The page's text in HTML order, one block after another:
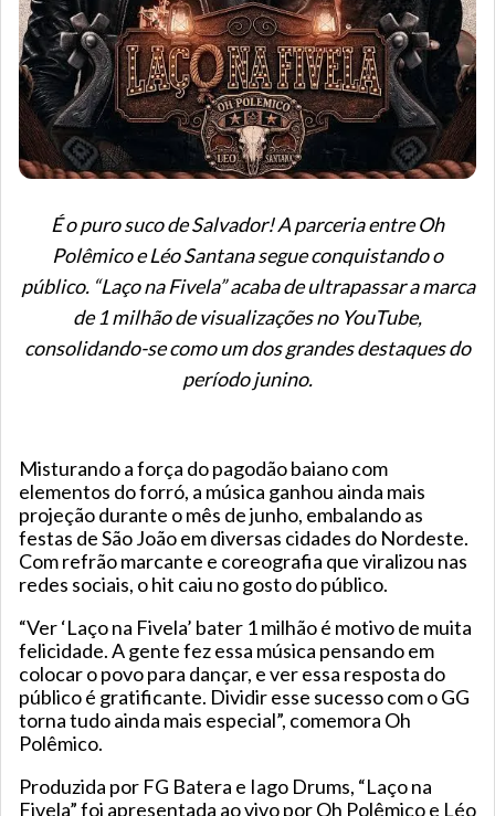
É o puro suco de Salvador! A parceria entre Oh
Polêmico e Léo Santana segue conquistando o
público. “Laço na Fivela” acaba de ultrapassar a marca
de 1 milhão de visualizações no YouTube,
consolidando-se como um dos grandes destaques do
período junino.
Misturando a força do pagodão baiano com
elementos do forró, a música ganhou ainda mais
projeção durante o mês de junho, embalando as
festas de São João em diversas cidades do Nordeste.
Com refrão marcante e coreografia que viralizou nas
redes sociais, o hit caiu no gosto do público.
“Ver ‘Laço na Fivela’ bater 1 milhão é motivo de muita
felicidade. A gente fez essa música pensando em
colocar o povo para dançar, e ver essa resposta do
público é gratificante. Dividir esse sucesso com o GG
torna tudo ainda mais especial”, comemora Oh
Polêmico.
Produzida por FG Batera e Iago Drums, “Laço na
Fivela” foi apresentada ao vivo por Oh Polêmico e Léo